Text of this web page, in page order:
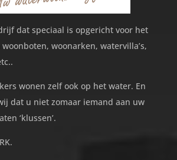
dat speciaal is opgericht voor het
woonarken, watervilla’s,
wonen zelf ook op het water. En
dat u niet zomaar iemand aan uw
‘klussen’.